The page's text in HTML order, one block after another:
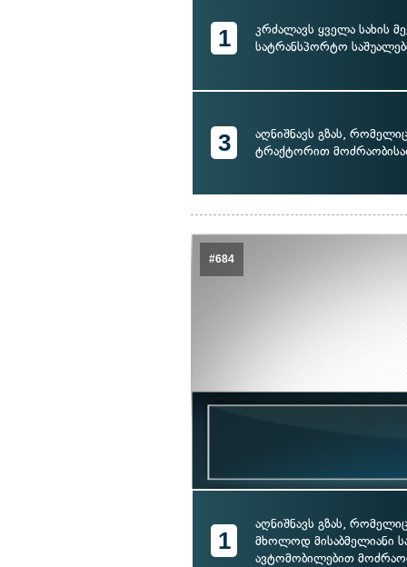
1
კრძალავს ყველა სახის
სატრანსპორტო
3
აღნიშნავს გზას,
ტრაქტორით
#684
1
აღნიშნავს გზას,
მხოლოდ მისაბმელიანი
ავტომობილებით